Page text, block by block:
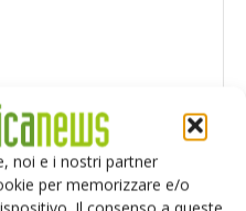
noi e i nostri partner
per memorizzare e/o